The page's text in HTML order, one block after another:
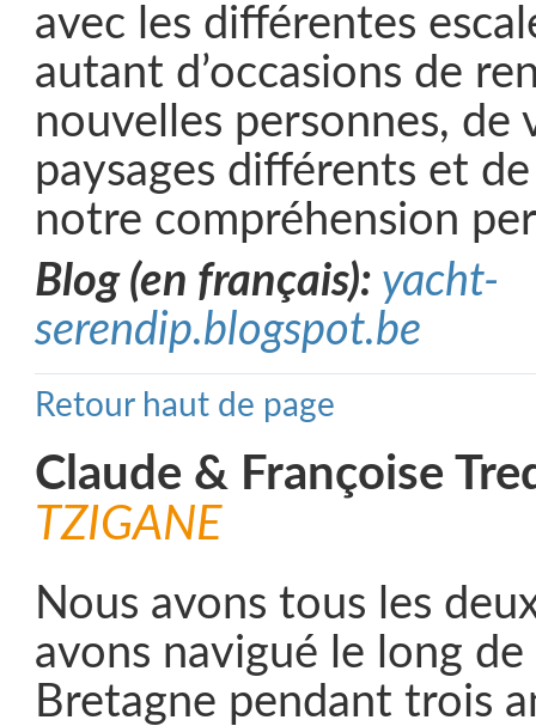
avec les différentes
autant d’occasions de
nouvelles personnes, de
paysages différents et
notre compréhension
Blog (en français): yacht-
serendip.blogspot.be
Retour haut de page
Claude & Françoise
TZIGANE
Nous avons tous les
avons navigué le long
Bretagne pendant trois